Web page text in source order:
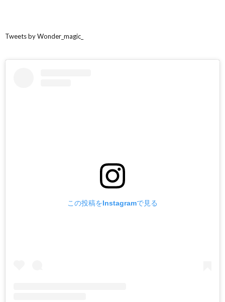
Tweets by Wonder_magic_
この投稿をInstagramで見る